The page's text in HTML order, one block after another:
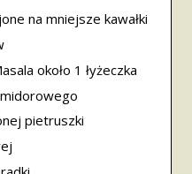
na mniejsze kawałki
około 1 łyżeczka
pietruszki